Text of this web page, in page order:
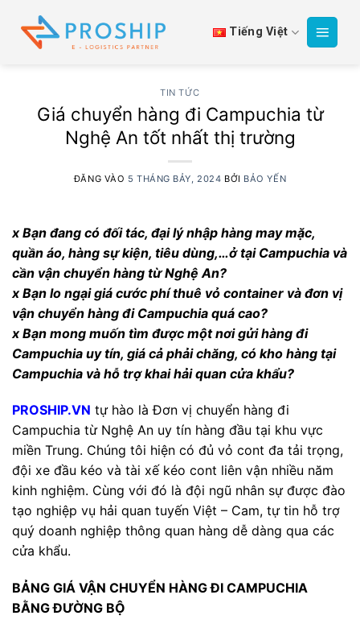
qua
Tiếng Việt
TIN TỨC
Giá chuyển hàng đi Campuchia từ
Nghệ An tốt nhất thị trường
ĐĂNG VÀO 5 THÁNG BẢY, 2024 BỞI BẢO YẾN
x Bạn đang có đối tác, đại lý nhập hàng may mặc,
quần áo, hàng sự kiện, tiêu dùng,…ở tại Campuchia và
cần vận chuyển hàng từ Nghệ An?
x Bạn lo ngại giá cước phí thuê vỏ container và đơn vị
vận chuyển hàng đi Campuchia quá cao?
x Bạn mong muốn tìm được một nơi gửi hàng đi
Campuchia uy tín, giá cả phải chăng, có kho hàng tại
Campuchia và hỗ trợ khai hải quan cửa khẩu?
PROSHIP.VN tự hào là Đơn vị chuyển hàng đi
Campuchia từ Nghệ An uy tín hàng đầu tại khu vực
miền Trung. Chúng tôi hiện có đủ vỏ cont đa tải trọng,
đội xe đầu kéo và tài xế kéo cont liên vận nhiều năm
kinh nghiệm. Cùng với đó là đội ngũ nhân sự được đào
tạo nghiệp vụ hải quan tuyến Việt – Cam, tự tin hỗ trợ
quý doanh nghiệp thông quan hàng dễ dàng qua các
cửa khẩu.
BẢNG GIÁ VẬN CHUYỂN HÀNG ĐI CAMPUCHIA
BẰNG ĐƯỜNG BỘ